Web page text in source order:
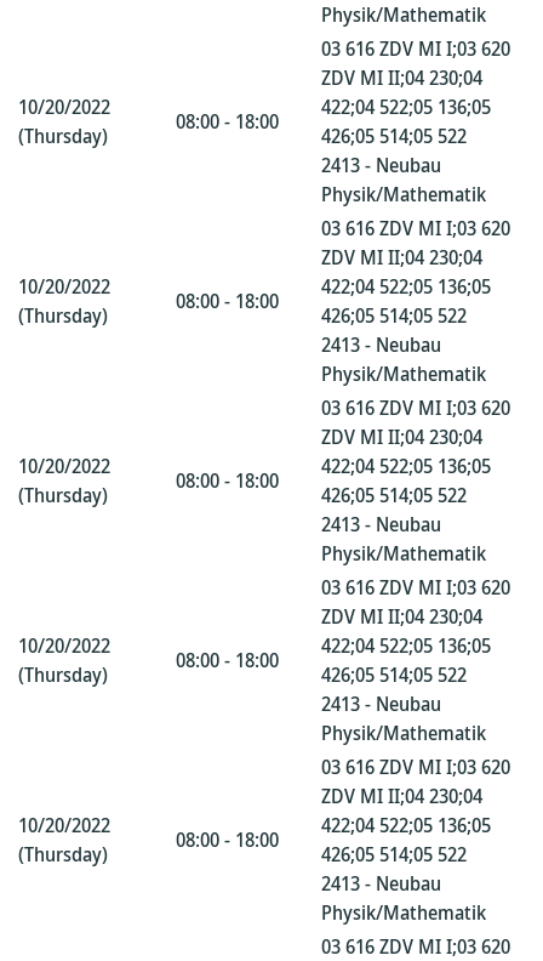
Physik/Mathematik
10/20/2022
(Thursday)
08:00 - 18:00
03 616 ZDV MI I;03 620
ZDV MI II;04 230;04
422;04 522;05 136;05
426;05 514;05 522
2413 - Neubau
Physik/Mathematik
10/20/2022
(Thursday)
08:00 - 18:00
03 616 ZDV MI I;03 620
ZDV MI II;04 230;04
422;04 522;05 136;05
426;05 514;05 522
2413 - Neubau
Physik/Mathematik
10/20/2022
(Thursday)
08:00 - 18:00
03 616 ZDV MI I;03 620
ZDV MI II;04 230;04
422;04 522;05 136;05
426;05 514;05 522
2413 - Neubau
Physik/Mathematik
10/20/2022
(Thursday)
08:00 - 18:00
03 616 ZDV MI I;03 620
ZDV MI II;04 230;04
422;04 522;05 136;05
426;05 514;05 522
2413 - Neubau
Physik/Mathematik
10/20/2022
(Thursday)
08:00 - 18:00
03 616 ZDV MI I;03 620
ZDV MI II;04 230;04
422;04 522;05 136;05
426;05 514;05 522
2413 - Neubau
Physik/Mathematik
03 616 ZDV MI I;03 620